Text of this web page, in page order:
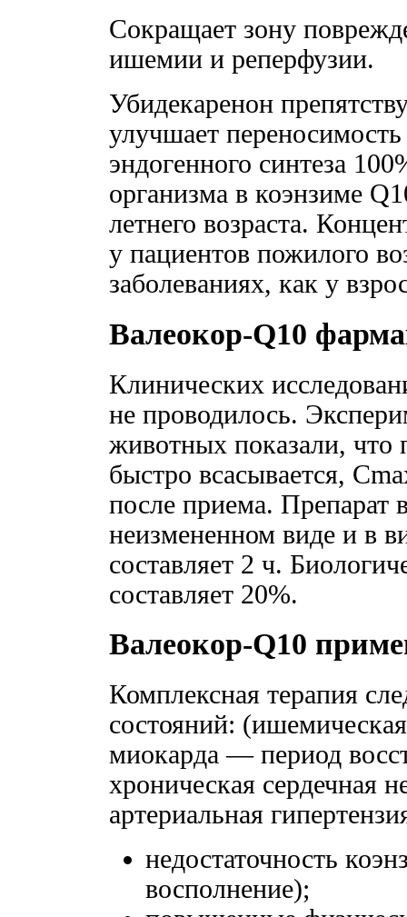
Сокращает зону
ишемии и реперфузии.
Убидекаренон
улучшает
эндогенного синтеза
организма в коэнзиме
летнего возраста.
у пациентов пожилого
заболеваниях, как у
Валеокор-Q10
Клинических
не проводилось.
животных показали, что
быстро всасывается,
после приема. Препарат
неизмененном виде и в
составляет 2 ч.
составляет 20%.
Валеокор-Q10
Комплексная терапия
состояний:
миокарда — период
хроническая сердечная
артериальная
недостаточность
восполнение);